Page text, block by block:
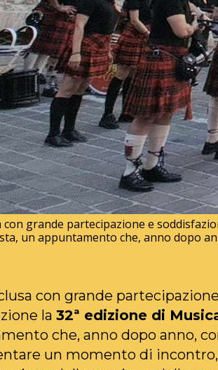
con grande partecipazione e
un appuntamento che, anno dopo
con grande
la 32ª edizione di
che, anno dopo anno,
un momento di